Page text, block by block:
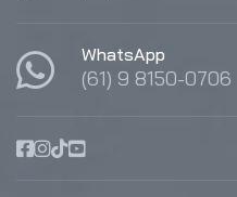
WhatsApp
(61) 9 8150-0706